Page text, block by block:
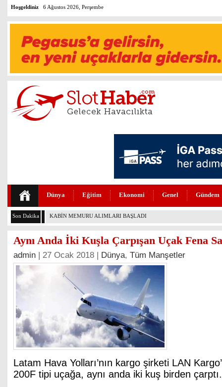
Hoşgeldiniz 6 Ağustos 2026, Perşembe
Dünya Eğitim Ekonomi Genel Gündem
Son Dakika THY TİM İŞBİRLİĞİNİ YENİLEDİ
Aynı Anda İki Kuşla Çarpışan Uçak Fena
admin | 27 Ocak 2018 | Dünya, Tüm Manşetler
Latam Hava Yolları’nın kargo şirketi LAN
200F tipi uçağa, aynı anda iki kuş birden çarptı.